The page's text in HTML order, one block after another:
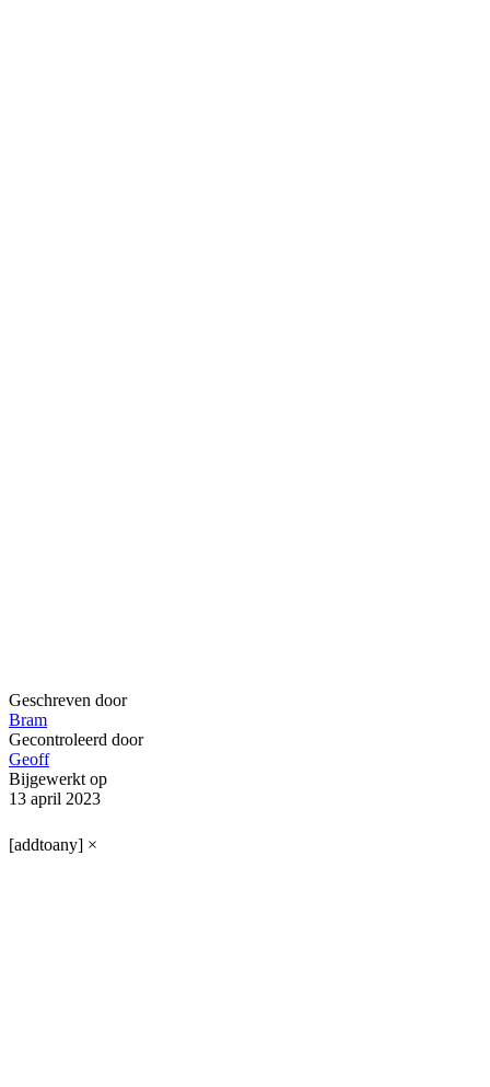
Geschreven door
Bram
Gecontroleerd door
Geoff
Bijgewerkt op
13 april 2023
[addtoany] ×